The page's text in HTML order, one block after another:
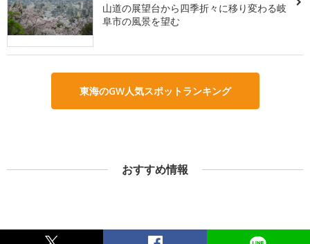
山道の展望台から四季折々に移り変わる岐
阜市の風景を望む
東海のGW人気スポットランキング
おすすめ情報